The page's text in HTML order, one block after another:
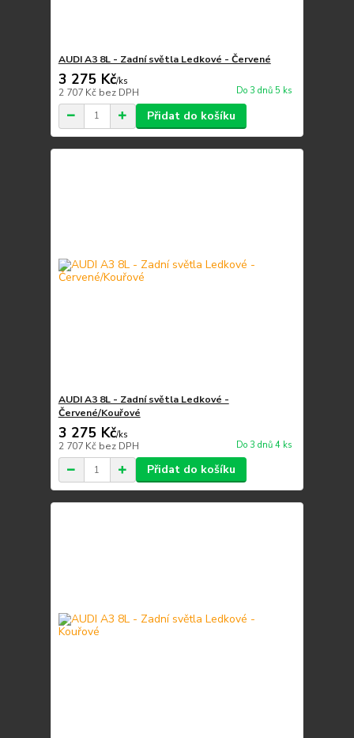
AUDI A3 8L - Zadní světla Ledkové - Červené
3 275 Kč/ks
2 707 Kč bez DPH Do 3 dnů 5 ks
Přidat do košíku
AUDI A3 8L - Zadní světla Ledkové -
Červené/Kouřové
3 275 Kč/ks
2 707 Kč bez DPH Do 3 dnů 4 ks
Přidat do košíku